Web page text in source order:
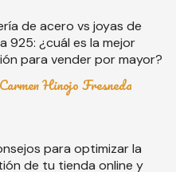
de acero vs joyas de
925: ¿cuál es la mejor
para vender por mayor?
Carmen Hinojo Fresneda
para optimizar la
de tu tienda online y